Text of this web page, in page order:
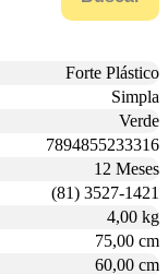
Forte Plástico
Simpla
Verde
7894855233316
12 Meses
(81) 3527-1421
4,00 kg
75,00 cm
60,00 cm